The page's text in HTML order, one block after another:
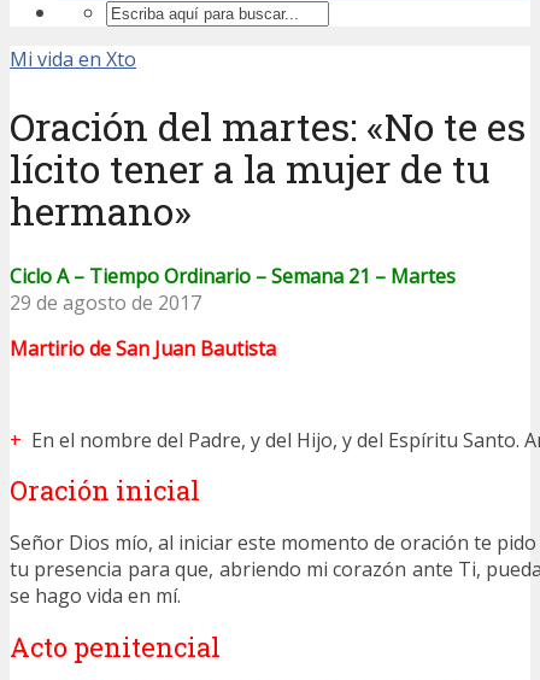
Mi vida en Xto
Oración del martes: «No te es
lícito tener a la mujer de tu
hermano»
Ciclo A – Tiempo Ordinario – Semana 21 – Martes
29 de agosto de 2017
Martirio de San Juan Bautista
+ En el nombre del Padre, y del Hijo, y del Espíritu Santo.
Oración inicial
Señor Dios mío, al iniciar este momento de oración te
tu presencia para que, abriendo mi corazón ante Ti,
se hago vida en mí.
Acto penitencial